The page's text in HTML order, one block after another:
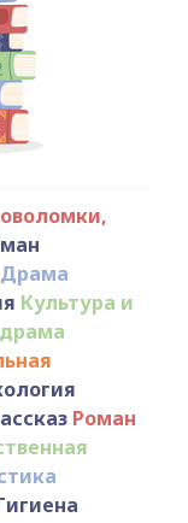
Драма
Культура и
Роман